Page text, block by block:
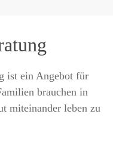
ist ein Angebot für
brauchen in
miteinander leben zu